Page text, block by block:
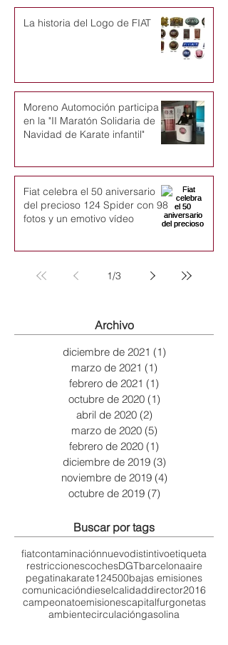
La historia del Logo de FIAT
Moreno Automoción participa
en la "II Maratón Solidaria de
Navidad de Karate infantil"
Fiat celebra el 50 aniversario
del precioso 124 Spider con 98
fotos y un emotivo vídeo
1/3
Archivo
diciembre de 2021 (1)1 entrada
marzo de 2021 (1)1 entrada
febrero de 2021 (1)
octubre de 2020 (1)1 entrada
abril de 2020 (2)2 entradas
marzo de 2020 (5)5 entradas
febrero de 2020 (1)
diciembre de 2019 (3)3 entradas
noviembre de 2019 (4)4 entradas
octubre de 2019 (7)7 entradas
Buscar por tags
fiatcontaminaciónnuevodistintivoetiqueta
restriccionescochesDGTbarcelonaaire
pegatinakarate124500bajas emisiones
comunicacióndieselcalidaddirector2016
campeonatoemisionescapitalfurgonetas
ambientecirculacióngasolina